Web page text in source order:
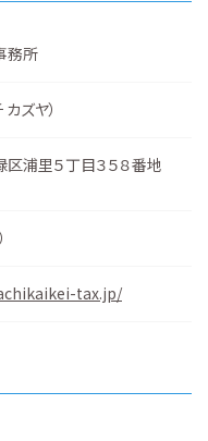
務所
ズヤ）
浦里５丁目３５８番地
）
tax.jp/